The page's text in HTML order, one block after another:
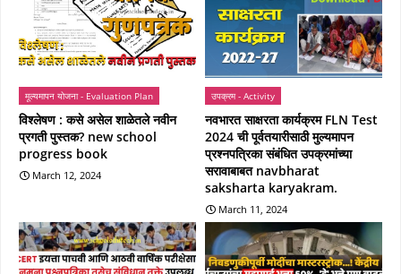
मूल्यमापन योजना - Evaluation Plan
विश्लेषण : कसे असेल शाळेतले नवीन
प्रगती पुस्तक? new school
progress book
March 12, 2024
उपक्रम - Activity
नवभारत साक्षरता कार्यक्रम FLN Test
2024 ची पूर्वतयारीसाठी मुल्यमापन
प्रश्नपत्रिका संबंधित उपक्रमांच्या
सरावाबाबत navbharat
saksharta karyakram.
March 11, 2024